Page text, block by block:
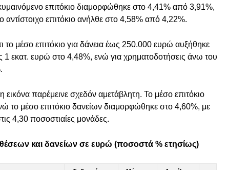
επιτόκιο διαμορφώθηκε στο 4,41% από 3,91%,
αντίστοιχο επιτόκιο ανήλθε στο 4,58% από 4,22%.
το μέσο επιτόκιο για δάνεια έως 250.000 ευρώ αυξήθηκε
εκατ. ευρώ στο 4,48%, ενώ για χρηματοδοτήσεις άνω του
παρέμεινε σχεδόν αμετάβλητη. Το μέσο επιτόκιο
το μέσο επιτόκιο δανείων διαμορφώθηκε στο 4,60%, με
4,30 ποσοστιαίες μονάδες.
και δανείων σε ευρώ (ποσοστά % ετησίως)